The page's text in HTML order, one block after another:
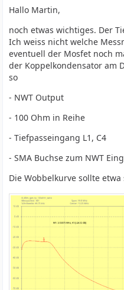
Hallo Martin,
noch etwas wichtiges. Der
Ich weiss nicht welche
eventuell der Mosfet noch
der Koppelkondensator am
so
- NWT Output
- 100 Ohm in Reihe
- Tiefpasseingang L1, C4
- SMA Buchse zum NWT
Die Wobbelkurve sollte etwa